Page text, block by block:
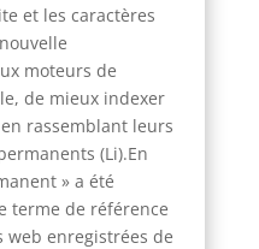
et les caractères
moteurs de
de mieux indexer
rassemblant leurs
(Li).En
» a été
terme de référence
web enregistrées de